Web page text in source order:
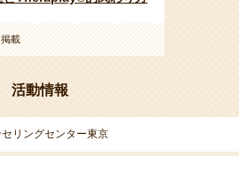
載
活動情報
リングセンター東京